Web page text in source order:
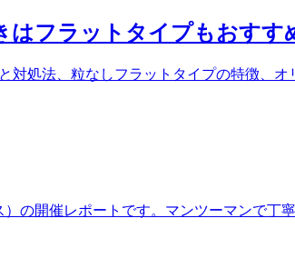
はフラットタイプもおすす
処法、粒なしフラットタイプの特徴、
の開催レポートです。マンツーマンで丁